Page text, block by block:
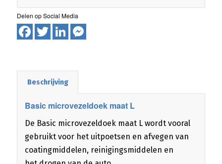
Facebook
TwitterLinkedIn
Beschrijving
Basic microvezeldoek maat L
De Basic microvezeldoek maat L wordt vooral
gebruikt voor het uitpoetsen en afvegen van
coatingmiddelen, reinigingsmiddelen en